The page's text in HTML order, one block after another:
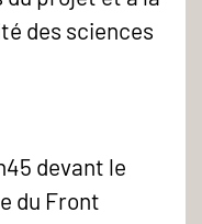
des sciences
devant le
du Front